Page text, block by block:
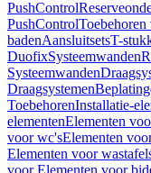
PushControl
PushControl
badenAansluitsetsT-
DuofixSysteemwanden
Systeemwanden
Draagsystemen
ToebehorenInstallatie-
elementenElementen
voor wc'sElementen
Elementen voor
voor Elementen voor